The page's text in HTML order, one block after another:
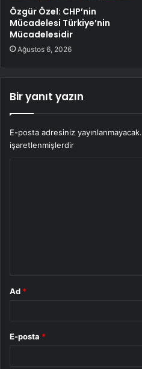
Özgür Özel: CHP’nin
Mücadelesi Türkiye’nin
Mücadelesidir
Ağustos 6, 2026
Bir yanıt yazın
E-posta adresiniz yayınlanmayacak.
işaretlenmişlerdir
Ad *
E-posta *